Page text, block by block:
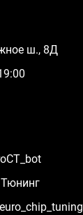
ш., 8Д